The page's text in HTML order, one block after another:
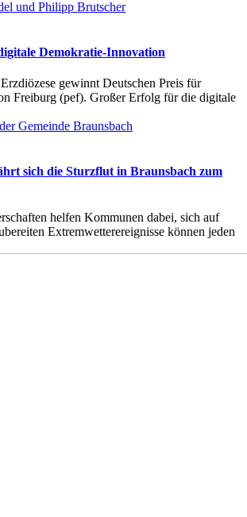
Demokratie-Innovation
gewinnt Deutschen Preis für
Freiburg (pef). Großer Erfolg für die digitale
sich die Sturzflut in Braunsbach zum
helfen Kommunen dabei, sich auf
Extremwetterereignisse können jeden